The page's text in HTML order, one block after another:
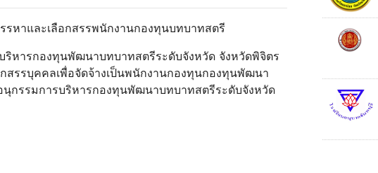
หาและเลือกสรรพนักงานกองทุนบทบาทสตรี
หารกองทุนพัฒนาบทบาทสตรีระดับจังหวัด จังหวัดพิจิตร
สรรบุคคลเพื่อจัดจ้างเป็นพนักงานกองทุนกองทุนพัฒนา
กรรมการบริหารกองทุนพัฒนาบทบาทสตรีระดับจังหวัด